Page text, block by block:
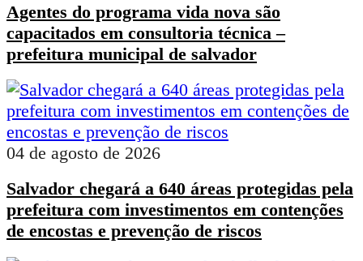
Agentes do programa vida nova são
capacitados em consultoria técnica –
prefeitura municipal de salvador
04 de agosto de 2026
Salvador chegará a 640 áreas protegidas pela
prefeitura com investimentos em contenções
de encostas e prevenção de riscos